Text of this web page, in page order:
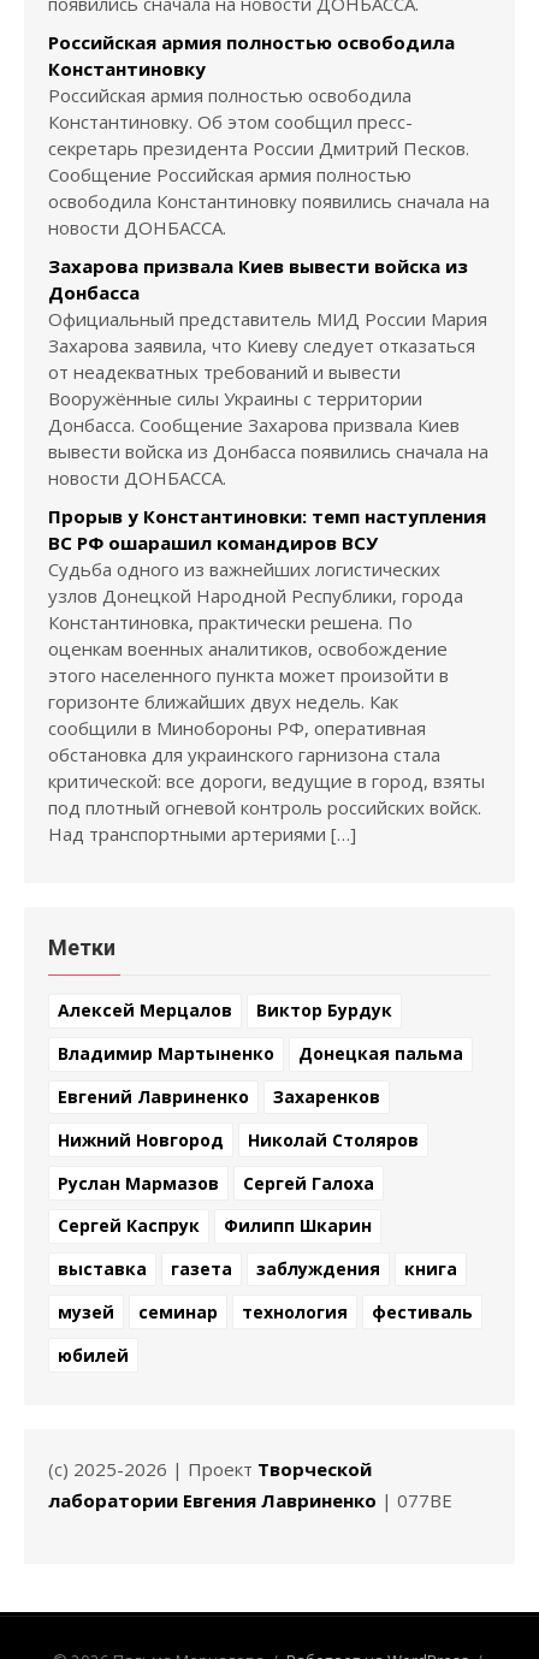
Российская армия полностью освободила
Константиновку
Российская армия полностью освободила
Константиновку. Об этом сообщил пресс-
секретарь президента России Дмитрий Песков.
Сообщение Российская армия полностью
освободила Константиновку появились сначала на
новости ДОНБАССА.
Захарова призвала Киев вывести войска из
Донбасса
Официальный представитель МИД России Мария
Захарова заявила, что Киеву следует отказаться
от неадекватных требований и вывести
Вооружённые силы Украины с территории
Донбасса. Сообщение Захарова призвала Киев
вывести войска из Донбасса появились сначала на
новости ДОНБАССА.
Прорыв у Константиновки: темп наступления
ВС РФ ошарашил командиров ВСУ
Судьба одного из важнейших логистических
узлов Донецкой Народной Республики, города
Константиновка, практически решена. По
оценкам военных аналитиков, освобождение
этого населенного пункта может произойти в
горизонте ближайших двух недель. Как
сообщили в Минобороны РФ, оперативная
обстановка для украинского гарнизона стала
критической: все дороги, ведущие в город, взяты
под плотный огневой контроль российских войск.
Над транспортными артериями […]
Метки
Алексей Мерцалов
Виктор Бурдук
Владимир Мартыненко
Донецкая пальма
Евгений Лавриненко
Захаренков
Нижний Новгород
Николай Столяров
Руслан Мармазов
Сергей Галоха
Сергей Каспрук
Филипп Шкарин
выставка
газета заблуждения
книга
музей
семинар технология
фестиваль
юбилей
(c) 2025-2026 | Проект Творческой
лаборатории Евгения Лавриненко | 077BE